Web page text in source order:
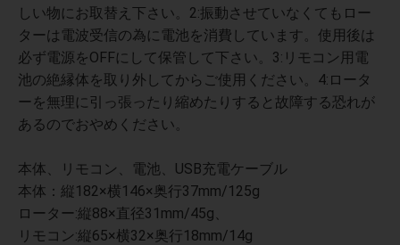
しい物にお取替え下さい。2:振動させていなくてもロー
ターは電波受信の為に電池を消費しています。使用後は
必ず電源をOFFにして保管して下さい。3:リモコン用電
池の絶縁体を取り外してからご使用ください。4:ロータ
ーを無理に引っ張ったり縮めたりすると故障する恐れが
あるのでおやめください。
本体、リモコン、電池、USB充電ケーブル
本体：縦182×横146×奥行37mm/125g
ローター:縦88×直径31mm/45g、
リモコン:縦65×横32×奥行18mm/14g